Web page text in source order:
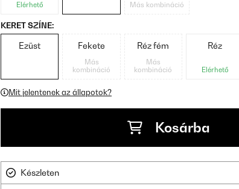
Elérhető Más kombináció
KERET SZÍNE:
Ezüst Fekete
Más
kombináció
Réz fém
Más
kombináció
Réz
Elérhető
Mit jelentenek az állapotok?
Kosárba
Készleten